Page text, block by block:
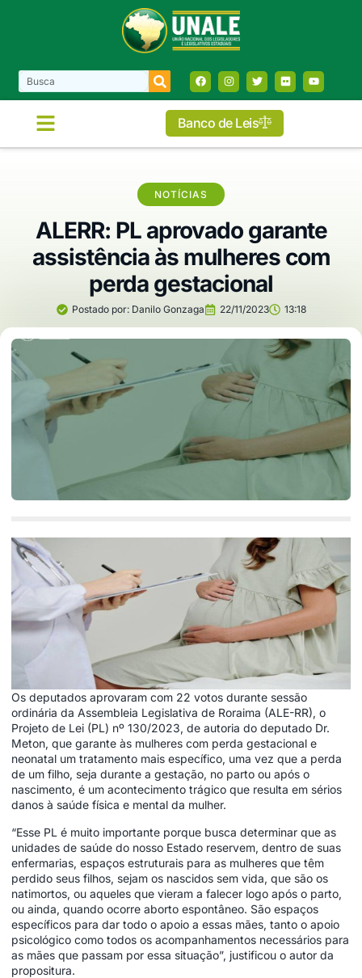
Banco de Leis
NOTÍCIAS
ALERR: PL aprovado garante
assistência às mulheres com
perda gestacional
Postado por:Danilo Gonzaga 22/11/2023 13:18
Os deputados aprovaram com 22 votos durante sessão
ordinária da Assembleia Legislativa de Roraima (ALE-RR), o
Projeto de Lei (PL) nº 130/2023, de autoria do deputado Dr.
Meton, que garante às mulheres com perda gestacional e
neonatal um tratamento mais específico, uma vez que a perda
de um filho, seja durante a gestação, no parto ou após o
nascimento, é um acontecimento trágico que resulta em sérios
danos à saúde física e mental da mulher.
“Esse PL é muito importante porque busca determinar que as
unidades de saúde do nosso Estado reservem, dentro de suas
enfermarias, espaços estruturais para as mulheres que têm
perdido seus filhos, sejam os nascidos sem vida, que são os
natimortos, ou aqueles que vieram a falecer logo após o parto,
ou ainda, quando ocorre aborto espontâneo. São espaços
específicos para dar todo o apoio a essas mães, tanto o apoio
psicológico como todos os acompanhamentos necessários para
as mães que passam por essa situação”, justificou o autor da
propositura.